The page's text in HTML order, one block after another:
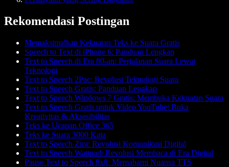
Rekomendasi Postingan
Memaksimalkan Kekuatan Teks ke Suara Gratis
Speech to Text di iPhone 6: Panduan Lengkap
Text to Speech di Era 80-an: Perjalanan Suara Lewat
Teknologi
Text to Speech 2Pac: Revolusi Teknologi Suara
Text to Speech Gratis: Panduan Lengkap
Text to Speech Windows 7 Gratis: Membuka Kekuatan Suara
Text to Speech Gratis untuk Video YouTube: Buka
Kreativitas & Aksesibilitas
Teks ke Ucapan Office 365
Teks ke Suara 3000 Kata
Text to Speech Zira: Revolusi Komunikasi Digital
Text to Speech Wattpad: Revolusi Membaca di Era Digital
Pause Text to Speech 8x8: Memahami Nuansa TTS